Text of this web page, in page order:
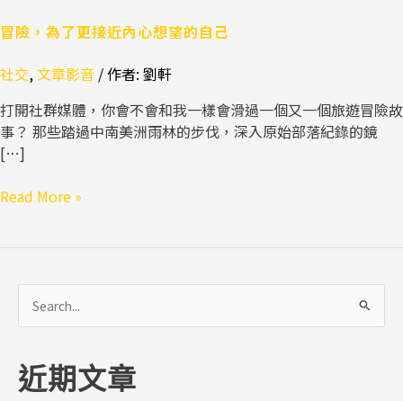
冒險，為了更接近內心想望的自己
社交,文章影音 / 作者: 劉軒
打開社群媒體，你會不會和我一樣會滑過一個又一個旅遊冒險故
事？ 那些踏過中南美洲雨林的步伐，深入原始部落紀錄的鏡
[…]
Read More »
尋
鍵
近期文章